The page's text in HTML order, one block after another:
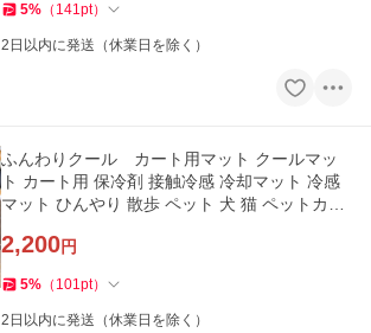
5% （ 141pt）
2日以内に発送（休業日を除く）
ふんわりクール カート用マット クールマッ
ト カート用 保冷剤 接触冷感 冷却マット 冷感
マット ひんやり 散歩 ペット 犬 猫 ペットカー
2,200円
5% （ 101pt）
2日以内に発送（休業日を除く）